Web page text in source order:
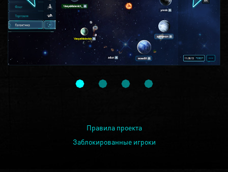
Правила проекта
Заблокированные игроки